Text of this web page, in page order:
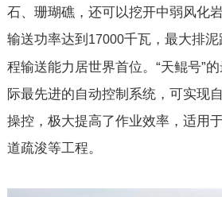
石、珊瑚礁，还可以挖开中弱风化
输送功率达到17000千瓦，最大排泥
程输送能力居世界首位。“天鲲号”
际最先进的自动控制系统，可实现
操控，极大提高了作业效率，适用
道疏浚等工程。